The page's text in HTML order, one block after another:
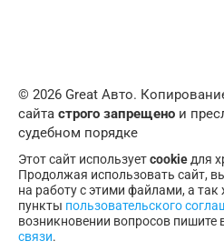
© 2026 Great Авто.
сайта строго запрещено и
судебном порядке
Этот сайт используетcookie для
Продолжая использовать сайт,
на работу с этими файлами, а так
пункты пользовательского
возникновении вопросов пишите
связи.